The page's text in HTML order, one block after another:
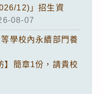
12)」招生資
08-07
學校內永續部門養
】簡章1份，請貴校